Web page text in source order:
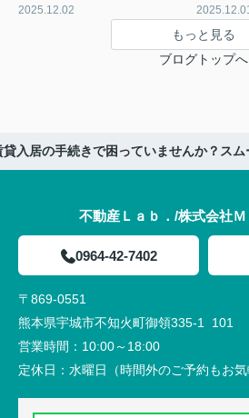
2025.12.02 2025.12.01
もっと見る
ブログトップへ
貸入居の手続きで困っていませんか？ス
不動産Ｌａｂ．/株式会社Ｍ
0964-42-7402
〒869-0551
熊本県宇城市不知火町御領335-1 101
営業時間： 10:00～18:00
定休日： 水曜日（時間外のご予約もお気